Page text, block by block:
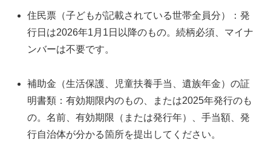
住民票（子どもが記載されている世帯全員分）：発
行日は2026年1月1日以降のもの。続柄必須、マイナ
ンバーは不要です。
補助金（生活保護、児童扶養手当、遺族年金）の証
明書類：有効期限内のもの、または2025年発行のも
の。名前、有効期限（または発行年）、手当額、発
行自治体が分かる箇所を提出してください。